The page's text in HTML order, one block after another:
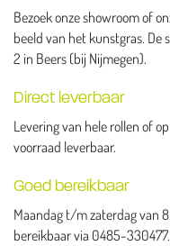
Bezoek onze showroom of
beeld van het kunstgras. De
2 in Beers (bij Nijmegen).
Direct leverbaar
Levering van hele rollen of
voorraad leverbaar.
Goed bereikbaar
Maandag t/m zaterdag van
bereikbaar via 0485-